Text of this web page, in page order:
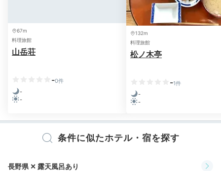
67m
料理旅館
山岳荘
-0件
-
-
132m
料理旅館
松ノ木亭
-1件
-
-
条件に似たホテル・宿を探す
長野県 ✕ 露天風呂あり